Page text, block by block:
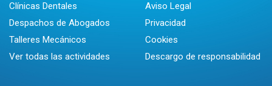
Clínicas Dentales
Despachos de Abogados
Talleres Mecánicos
Ver todas las actividades
Aviso Legal
Privacidad
Cookies
Descargo de responsabilidad